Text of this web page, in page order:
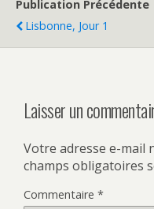
Publication Précédente
Lisbonne, Jour 1
Laisser un
Votre adresse e-mail
champs obligatoires
Commentaire *